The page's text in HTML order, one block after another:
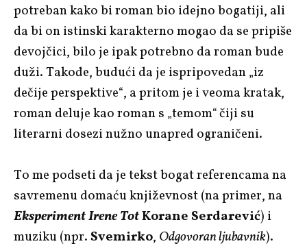
potreban kako bi roman bio idejno bogatiji, ali
da bi on istinski karakterno mogao da se pripiše
devojčici, bilo je ipak potrebno da roman bude
duži. Takođe, budući da je ispripovedan „iz
dečije perspektive“, a pritom je i veoma kratak,
roman deluje kao roman s „temom“čiji su
literarni dosezi nužno unapred ograničeni.
To me podseti da je tekst bogat referencama na
savremenu domaću književnost (na primer, na
Eksperiment Irene TotKorane Serdarević) i
muziku (npr.Svemirko, Odgovoran ljubavnik).